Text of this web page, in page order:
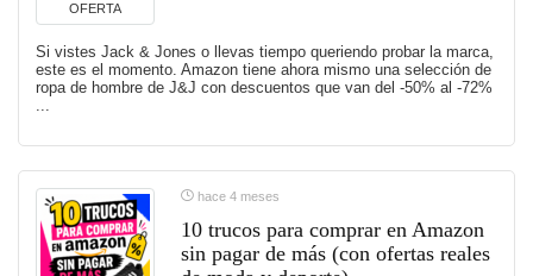
OFERTA
Si vistes Jack & Jones o llevas tiempo queriendo probar la marca,
este es el momento. Amazon tiene ahora mismo una selección de
ropa de hombre de J&J con descuentos que van del -50% al -72%
...
hace 4 meses
10 trucos para comprar en Amazon
sin pagar de más (con ofertas reales